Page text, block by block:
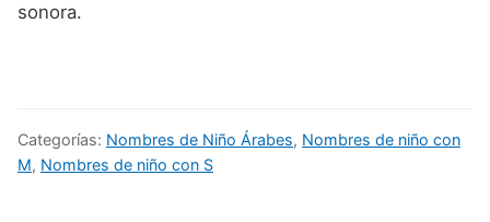
sonora.
Categorías: Nombres de Niño Árabes, Nombres de niño con
M, Nombres de niño con S